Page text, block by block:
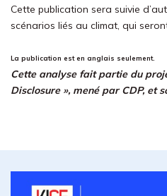
Cette publication sera suivie
scénarios liés au climat, qui
La publication est en anglais seulement.
Cette analyse fait partie du
Disclosure », mené par CDP, et